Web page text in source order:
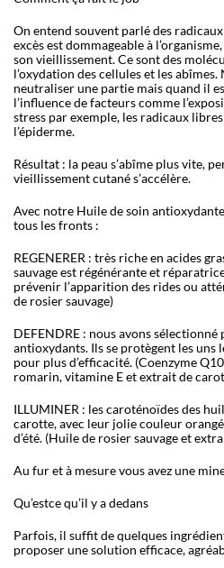
On entend souvent parlé des
excès est dommageable à
son vieillissement. Ce sont des
l’oxydation des cellules et les
neutraliser une partie mais quand il
l’influence de facteurs comme
stress par exemple, les radicaux
l’épiderme.
Résultat : la peau s’abîme plus vite,
vieillissement cutané s’accélère.
Avec notre Huile de soin
tous les fronts :
REGENERER : très riche en acides
sauvage est régénérante et
prévenir l’apparition des rides ou
de rosier sauvage)
DEFENDRE : nous avons sélectionné
antioxydants. Ils se protègent les uns
pour plus d’efficacité. (Coenzyme
romarin, vitamine E et extrait de
ILLUMINER : les caroténoïdes des
carotte, avec leur jolie couleur
d’été. (Huile de rosier sauvage et
Au fur et à mesure vous avez une
Qu’estce qu’il y a dedans
Parfois, il suffit de quelques
proposer une solution efficace,